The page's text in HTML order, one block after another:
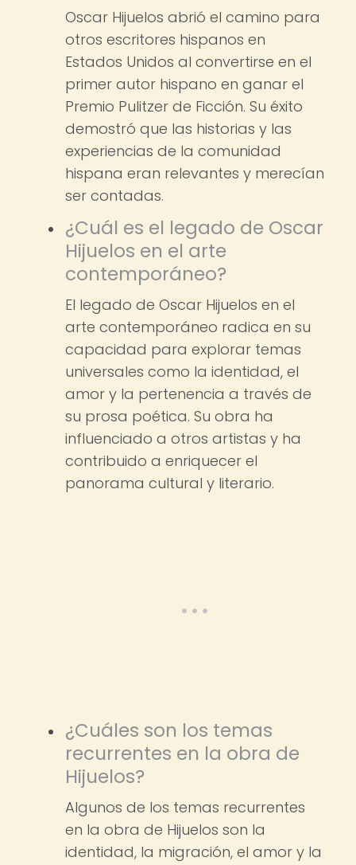
Oscar Hijuelos abrió el camino para
otros escritores hispanos en
Estados Unidos al convertirse en el
primer autor hispano en ganar el
Premio Pulitzer de Ficción. Su éxito
demostró que las historias y las
experiencias de la comunidad
hispana eran relevantes y merecían
ser contadas.
¿Cuál es el legado de Oscar
Hijuelos en el arte
contemporáneo?
El legado de Oscar Hijuelos en el
arte contemporáneo radica en su
capacidad para explorar temas
universales como la identidad, el
amor y la pertenencia a través de
su prosa poética. Su obra ha
influenciado a otros artistas y ha
contribuido a enriquecer el
panorama cultural y literario.
¿Cuáles son los temas
recurrentes en la obra de
Hijuelos?
Algunos de los temas recurrentes
en la obra de Hijuelos son la
identidad, la migración, el amor y la